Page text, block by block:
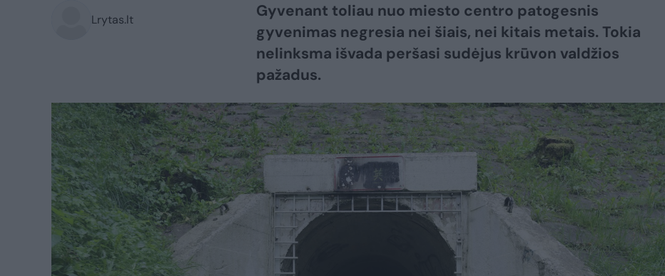
Lrytas.lt
Gyvenant toliau nuo miesto centro patogesnis
gyvenimas negresia nei šiais, nei kitais metais. Tokia
nelinksma išvada peršasi sudėjus krūvon valdžios
pažadus.